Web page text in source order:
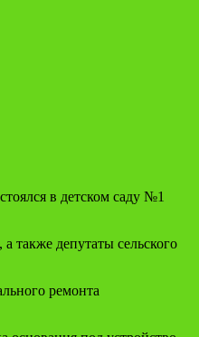
в детском саду №1
также депутаты сельского
ремонта